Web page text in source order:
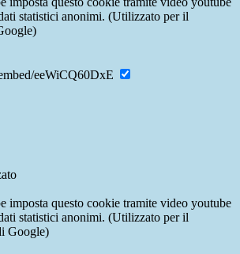
statistici anonimi. (Utilizzato per il
eeWiCQ60DxE
imposta questo cookie tramite video youtube
statistici anonimi. (Utilizzato per il
Google)